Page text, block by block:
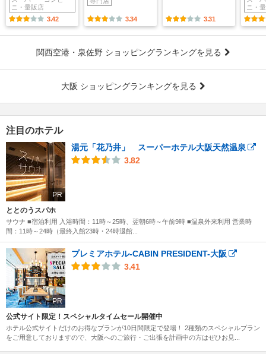
ニ・量販店
3.42
3.34 3.31
ニ・
関西空港・泉佐野 ショッピングランキングを見る
大阪 ショッピングランキングを見る
注目のホテル
PR
湯元「花乃井」 スーパーホテル大阪天然温泉
3.82
ととのうスパホ
サウナ ■宿泊利用 入浴時間：11時～25時、翌朝6時～午前9時 ■温泉外来利用 営業時
間：11時～24時（最終入館23時・24時退館...
PR
プレミアホテル-CABIN PRESIDENT-大阪
3.41
公式サイト限定！スペシャルタイムセール開催中
ホテル公式サイトだけのお得なプランが10日間限定で登場！ 2種類のスペシャルプラン
をご用意しておりますので、大阪へのご旅行・ご出張を計画中の方はぜひお見...